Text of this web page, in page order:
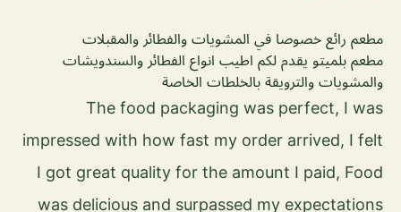
مطعم رائع خصوصا في المشويات والفطائر والمقبلات
مطعم بلميتو يقدم لكم اطيب انواع الفطائر والسندويشات
والمشويات والترويقة بالخلطات الخاصة
The food packaging was perfect, I was
impressed with how fast my order arrived, I felt
I got great quality for the amount I paid, Food
was delicious and surpassed my expectations